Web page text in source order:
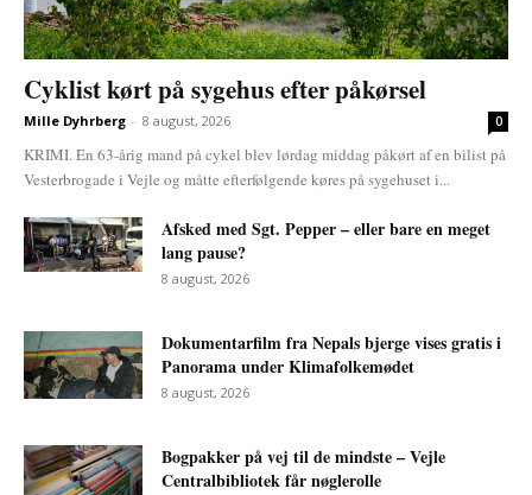
Cyklist kørt på sygehus efter påkørsel
Mille Dyhrberg - 8 august, 2026 0
KRIMI. En 63-årig mand på cykel blev lørdag middag påkørt af en bilist på
Vesterbrogade i Vejle og måtte efterfølgende køres på sygehuset i...
Afsked med Sgt. Pepper – eller bare en meget
lang pause?
8 august, 2026
Dokumentarfilm fra Nepals bjerge vises gratis i
Panorama under Klimafolkemødet
8 august, 2026
Bogpakker på vej til de mindste – Vejle
Centralbibliotek får nøglerolle